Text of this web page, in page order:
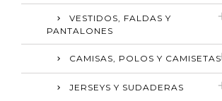
VESTIDOS, FALDAS Y
PANTALONES
CAMISAS, POLOS Y CAMISETAS
JERSEYS Y SUDADERAS